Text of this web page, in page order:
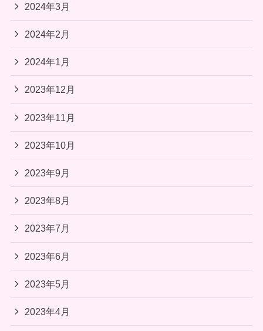
2024年3月
2024年2月
2024年1月
2023年12月
2023年11月
2023年10月
2023年9月
2023年8月
2023年7月
2023年6月
2023年5月
2023年4月